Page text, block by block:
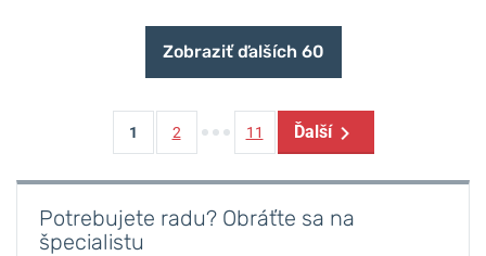
Zobraziť ďalších 60
1 2 11 Ďalší
Potrebujete radu? Obráťte sa na
špecialistu